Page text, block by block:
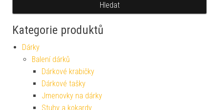
Hledat
Kategorie produktů
Dárky
Balení dárků
Dárkové krabičky
Dárkové tašky
Jmenovky na dárky
Stuhy a kokardy